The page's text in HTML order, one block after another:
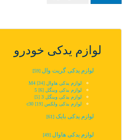
لوازم یدکی خودرو
لوازم یدکی گریت وال [59]
لوازم یدکی هاوال M4 [34]
لوازم یدکی وینگل 5‬‎ [6]
لوازم یدکی وینگل 3 [5]
لوازم یدکی ولکس c30 [19]
لوازم یدکی بایک [61]
لوازم یدکی هاوال [49]